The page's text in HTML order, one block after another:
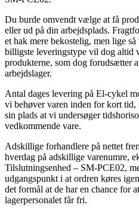
Du burde omvendt vælge at få
eller ud på din arbejdsplads.
et hak mere bekostelig, men lige
billigste leveringstype vil dog altid
produkterne, som dog forudsætter
arbejdslager.
Antal dages levering på El-cykel
vi behøver varen inden for kort tid,
sin plads at vi undersøger
vedkommende vare.
Adskillige forhandlere på nettet
hverdag på adskillige varenumre,
Tilslutningsenhed – SM-PCE02,
udgangspunkt i at ordren køres
det formål at de har en chance for
lagerpersonalet får fri.